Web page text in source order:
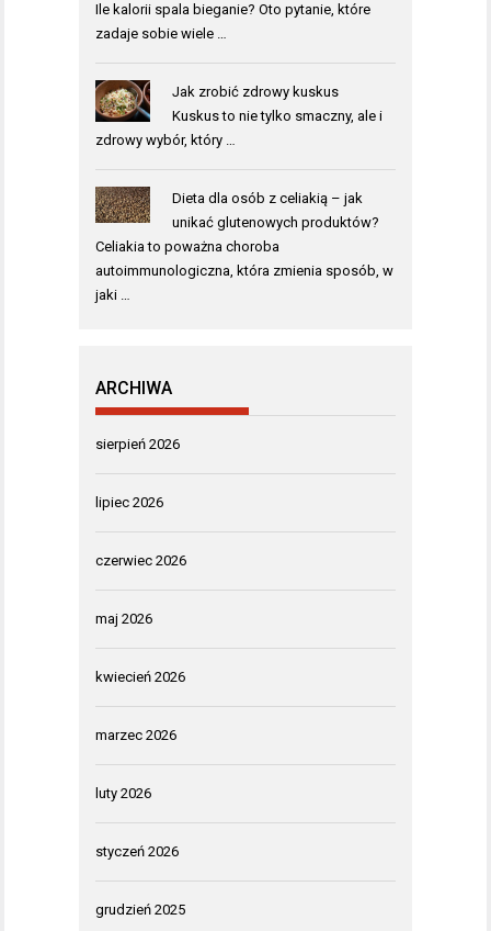
Ile kalorii spala bieganie? Oto pytanie, które
zadaje sobie wiele …
Jak zrobić zdrowy kuskus
Kuskus to nie tylko smaczny, ale i
zdrowy wybór, który …
Dieta dla osób z celiakią – jak
unikać glutenowych produktów?
Celiakia to poważna choroba
autoimmunologiczna, która zmienia sposób, w
jaki …
ARCHIWA
sierpień 2026
lipiec 2026
czerwiec 2026
maj 2026
kwiecień 2026
marzec 2026
luty 2026
styczeń 2026
grudzień 2025